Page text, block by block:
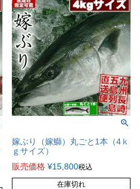
嫁ぶり（嫁鰤）丸ごと1本（4ｋ
ｇサイズ）
販売価格 ¥15,800税込
在庫切れ